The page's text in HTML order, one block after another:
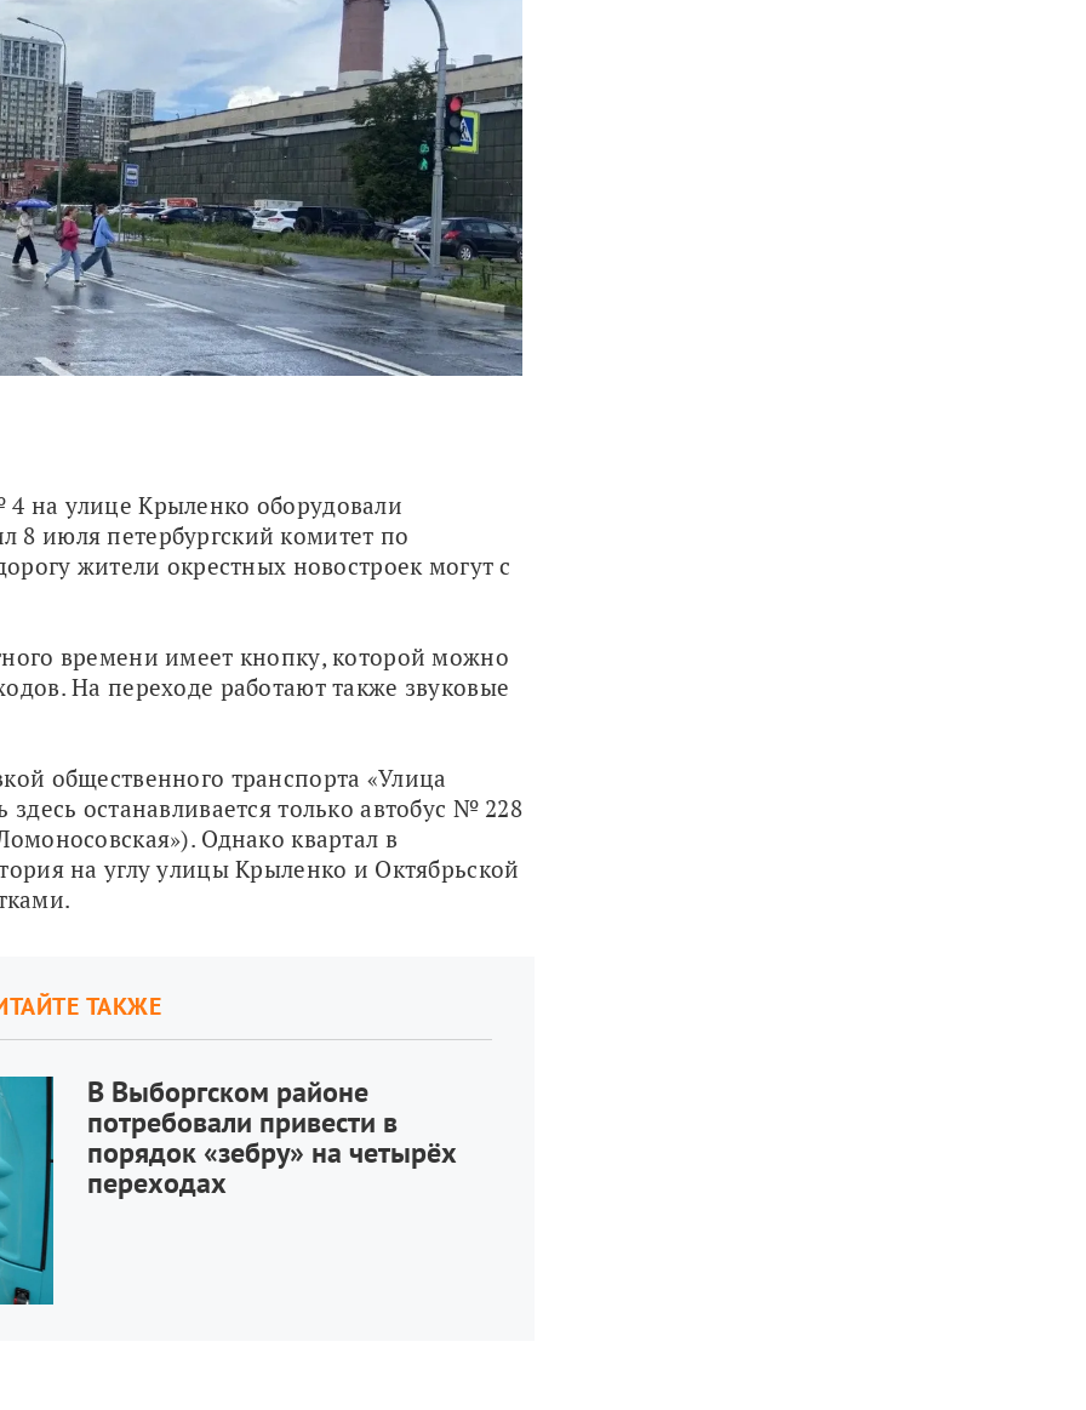
8 июля петербургский комитет по
жители окрестных новостроек могут с
времени имеет кнопку, которой можно
На переходе работают также звуковые
общественного транспорта «Улица
останавливается только автобус № 228
Однако квартал в
на углу улицы Крыленко и Октябрьской
ТАКЖЕ
В Выборгском районе
потребовали привести в
порядок «зебру» на четырёх
переходах